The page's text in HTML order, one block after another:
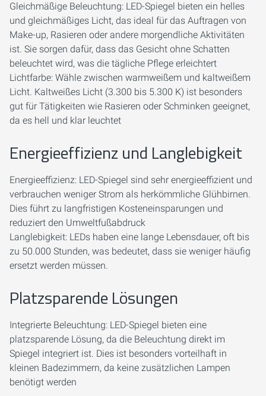
Gleichmäßige Beleuchtung: LED-Spiegel bieten ein helles
und gleichmäßiges Licht, das ideal für das Auftragen von
Make-up, Rasieren oder andere morgendliche Aktivitäten
ist. Sie sorgen dafür, dass das Gesicht ohne Schatten
beleuchtet wird, was die tägliche Pflege erleichtert
Lichtfarbe: Wähle zwischen warmweißem und kaltweißem
Licht. Kaltweißes Licht (3.300 bis 5.300 K) ist besonders
gut für Tätigkeiten wie Rasieren oder Schminken geeignet,
da es hell und klar leuchtet
Energieeffizienz und Langlebigkeit
Energieeffizienz: LED-Spiegel sind sehr energieeffizient und
verbrauchen weniger Strom als herkömmliche Glühbirnen.
Dies führt zu langfristigen Kosteneinsparungen und
reduziert den Umweltfußabdruck
Langlebigkeit: LEDs haben eine lange Lebensdauer, oft bis
zu 50.000 Stunden, was bedeutet, dass sie weniger häufig
ersetzt werden müssen.
Platzsparende Lösungen
Integrierte Beleuchtung: LED-Spiegel bieten eine
platzsparende Lösung, da die Beleuchtung direkt im
Spiegel integriert ist. Dies ist besonders vorteilhaft in
kleinen Badezimmern, da keine zusätzlichen Lampen
benötigt werden